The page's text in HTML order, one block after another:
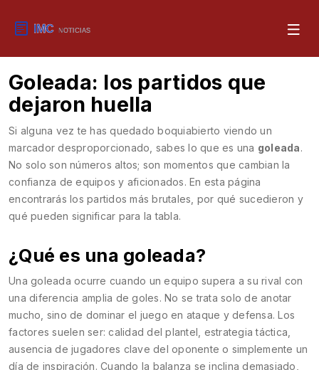
Goleada: los partidos que
dejaron huella
Si alguna vez te has quedado boquiabierto viendo un
marcador desproporcionado, sabes lo que es una goleada.
No solo son números altos; son momentos que cambian la
confianza de equipos y aficionados. En esta página
encontrarás los partidos más brutales, por qué sucedieron y
qué pueden significar para la tabla.
¿Qué es una goleada?
Una goleada ocurre cuando un equipo supera a su rival con
una diferencia amplia de goles. No se trata solo de anotar
mucho, sino de dominar el juego en ataque y defensa. Los
factores suelen ser: calidad del plantel, estrategia táctica,
ausencia de jugadores clave del oponente o simplemente un
día de inspiración. Cuando la balanza se inclina demasiado,